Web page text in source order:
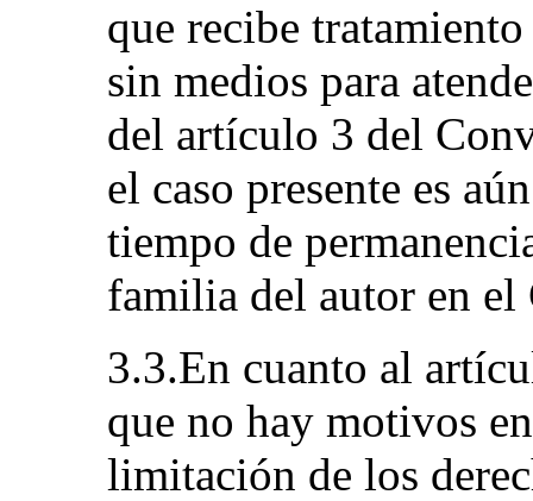
que recibe
sin medios para
del artículo 3 del
el caso presente es
tiempo de
familia del autor en el
3.3.En cuanto al
que no hay motivos
limitación de los